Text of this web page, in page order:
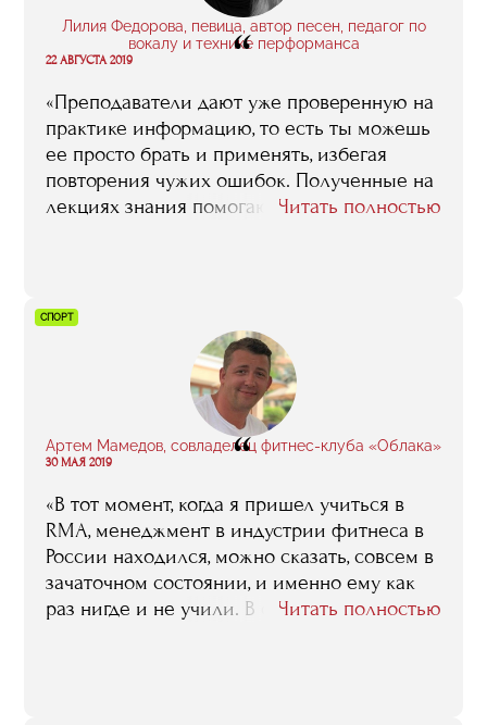
Лилия Федорова, певица, автор песен, педагог по
вокалу и технике перформанса
“
22 АВГУСТА 2019
«Преподаватели дают уже проверенную на
практике информацию, то есть ты можешь
ее просто брать и применять, избегая
повторения чужих ошибок. Полученные на
лекциях знания помогают мне направлять
менеджер. Во время обучения ходила
стажироваться на фестивалях и премиях,
чтобы видеть, как все работает. Еще какое-
то время я работала менеджером моего
одногруппника Руслана Ивакина, который
создал прекрасный этнический проект
GURUDE. В общем, много разного опыта
дает RMA».
Читать полностью
СПОРТ
Артем Мамедов, совладелец фитнес-клуба «Облака»
“
30 МАЯ 2019
«В тот момент, когда я пришел учиться в
RMA, менеджмент в индустрии фитнеса в
России находился, можно сказать, совсем в
зачаточном состоянии, и именно ему как
раз нигде и не учили. В спорте, в игровых
Читать полностью